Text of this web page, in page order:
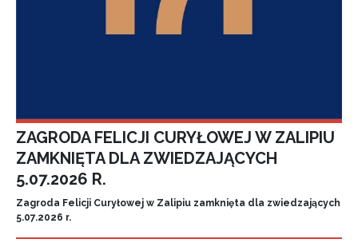
ZAGRODA FELICJI CURYŁOWEJ W ZALIPIU
ZAMKNIĘTA DLA ZWIEDZAJĄCYCH
5.07.2026 R.
Zagroda Felicji Curyłowej w Zalipiu zamknięta dla zwiedzających
5.07.2026 r.